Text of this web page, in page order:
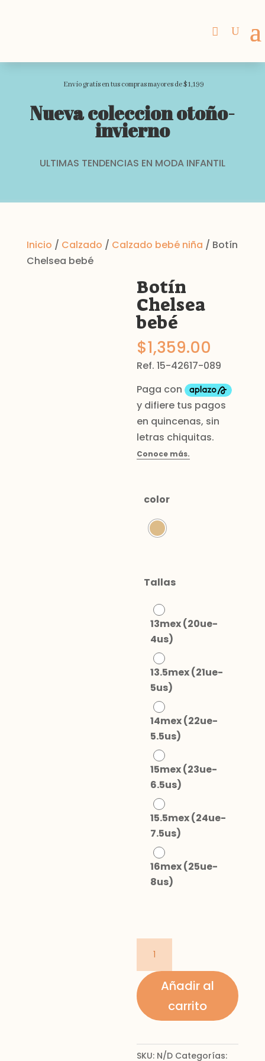
Envio gratis en tus compras mayores de $1,199
Nueva coleccion otoño-
invierno
ULTIMAS TENDENCIAS EN MODA INFANTIL
Inicio / Calzado / Calzado bebé niña / Botín
Chelsea bebé
Botín
Chelsea
bebé
$1,359.00
Ref. 15-42617-089
color
Tallas
13mex (20ue-
4us)
13.5mex (21ue-
5us)
14mex (22ue-
5.5us)
15mex (23ue-
6.5us)
15.5mex (24ue-
7.5us)
16mex (25ue-
8us)
Chelsea
bebé
cantidadAñadir al
carrito
SKU: N/D Categorías: